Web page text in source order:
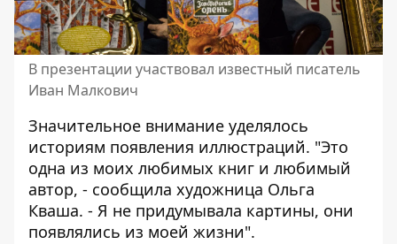
В презентации участвовал известный писатель
Иван Малкович
Значительное внимание уделялось
историям появления иллюстраций. "Это
одна из моих любимых книг и любимый
автор, - сообщила художница Ольга
Кваша. - Я не придумывала картины, они
появлялись из моей жизни".